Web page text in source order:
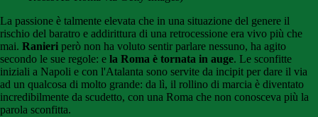
La passione è talmente elevata che in una situazione del genere il
rischio del baratro e addirittura di una retrocessione era vivo più che
mai. Ranieri però non ha voluto sentir parlare nessuno, ha agito
secondo le sue regole: e la Roma è tornata in auge. Le sconfitte
iniziali a Napoli e con l'Atalanta sono servite da incipit per dare il via
ad un qualcosa di molto grande: da lì, il rollino di marcia è diventato
incredibilmente da scudetto, con una Roma che non conosceva più la
parola sconfitta.